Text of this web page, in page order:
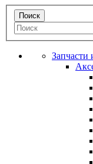
Запчасти